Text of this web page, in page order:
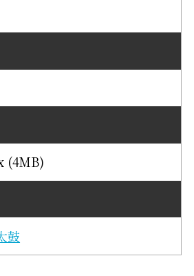
(4MB)
鼓